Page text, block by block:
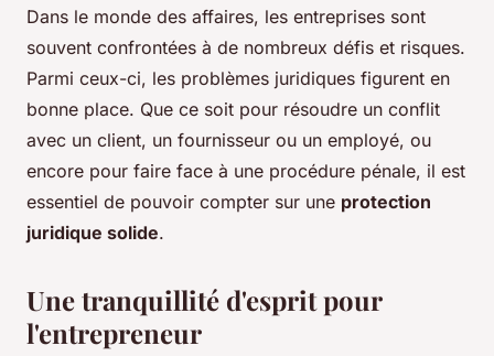
Dans le monde des affaires, les entreprises sont
souvent confrontées à de nombreux défis et risques.
Parmi ceux-ci, les problèmes juridiques figurent en
bonne place. Que ce soit pour résoudre un conflit
avec un client, un fournisseur ou un employé, ou
encore pour faire face à une procédure pénale, il est
essentiel de pouvoir compter sur une protection
juridique solide.
Une tranquillité d'esprit pour
l'entrepreneur